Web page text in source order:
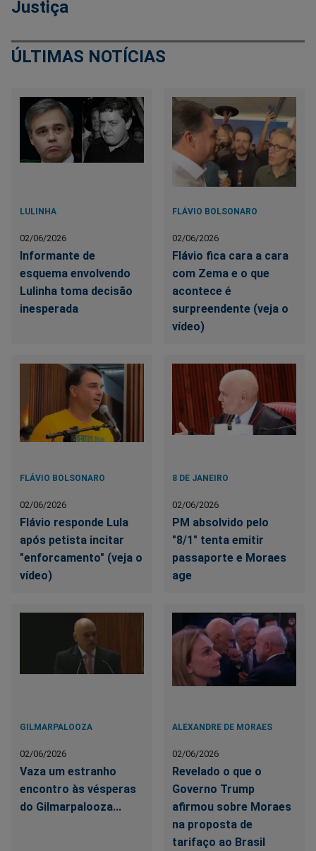
Justiça
ÚLTIMAS NOTÍCIAS
LULINHA
02/06/2026
Informante de
esquema envolvendo
Lulinha toma decisão
inesperada
FLÁVIO BOLSONARO
02/06/2026
Flávio fica cara a cara
com Zema e o que
acontece é
surpreendente (veja o
vídeo)
FLÁVIO BOLSONARO
02/06/2026
Flávio responde Lula
após petista incitar
"enforcamento" (veja o
vídeo)
8 DE JANEIRO
02/06/2026
PM absolvido pelo
"8/1" tenta emitir
passaporte e Moraes
age
GILMARPALOOZA
02/06/2026
Vaza um estranho
encontro às vésperas
do Gilmarpalooza...
ALEXANDRE DE MORAES
02/06/2026
Revelado o que o
Governo Trump
afirmou sobre Moraes
na proposta de
tarifaço ao Brasil